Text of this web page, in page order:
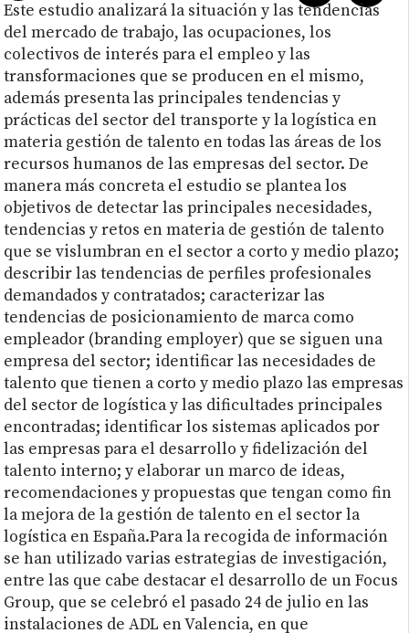
Este estudio analizará la situación y las tendencias
del mercado de trabajo, las ocupaciones, los
colectivos de interés para el empleo y las
transformaciones que se producen en el mismo,
además presenta las principales tendencias y
prácticas del sector del transporte y la logística en
materia gestión de talento en todas las áreas de los
recursos humanos de las empresas del sector. De
manera más concreta el estudio se plantea los
objetivos de detectar las principales necesidades,
tendencias y retos en materia de gestión de talento
que se vislumbran en el sector a corto y medio plazo;
describir las tendencias de perfiles profesionales
demandados y contratados; caracterizar las
tendencias de posicionamiento de marca como
empleador (branding employer) que se siguen una
empresa del sector; identificar las necesidades de
talento que tienen a corto y medio plazo las empresas
del sector de logística y las dificultades principales
encontradas; identificar los sistemas aplicados por
las empresas para el desarrollo y fidelización del
talento interno; y elaborar un marco de ideas,
recomendaciones y propuestas que tengan como fin
la mejora de la gestión de talento en el sector la
logística en España.Para la recogida de información
se han utilizado varias estrategias de investigación,
entre las que cabe destacar el desarrollo de un Focus
Group, que se celebró el pasado 24 de julio en las
instalaciones de ADL en Valencia, en que